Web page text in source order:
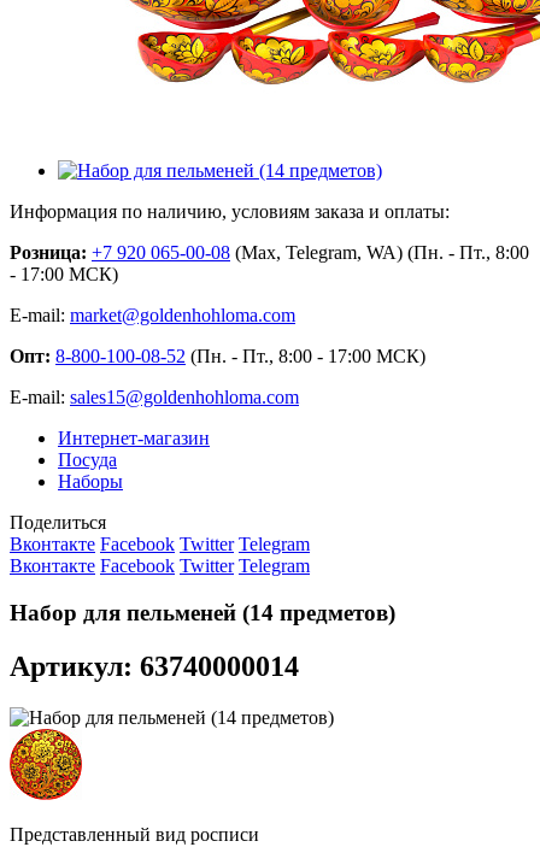
Информация по наличию, условиям заказа и оплаты:
Розница: +7 920 065-00-08 (Max, Telegram, WA) (Пн. - Пт., 8:00
- 17:00 МСК)
E-mail: market@goldenhohloma.com
Опт: 8-800-100-08-52 (Пн. - Пт., 8:00 - 17:00 МСК)
E-mail: sales15@goldenhohloma.com
Интернет-магазин
Посуда
Наборы
Поделиться
Вконтакте Facebook Twitter Telegram
Вконтакте Facebook Twitter Telegram
Набор для пельменей (14 предметов)
Артикул: 63740000014
Представленный вид росписи